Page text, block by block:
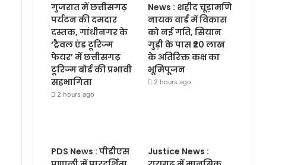
गुजरात में छत्तीसगढ़
पर्यटन की दमदार
दस्तक, गांधीनगर के
‘ट्रैवल एंड टूरिज्म
फेयर’ में छत्तीसगढ़
टूरिज्म बोर्ड की प्रभावी
सहभागिता
2 hours ago
News : शहीद चूड़ामणि
नायक वार्ड में विकास
को नई गति, सियान
गुड़ी के पास ₹20 लाख
के अतिरिक्त कक्ष का
भूमिपूजन
2 hours ago
PDS News : पीडीएस
Justice News :